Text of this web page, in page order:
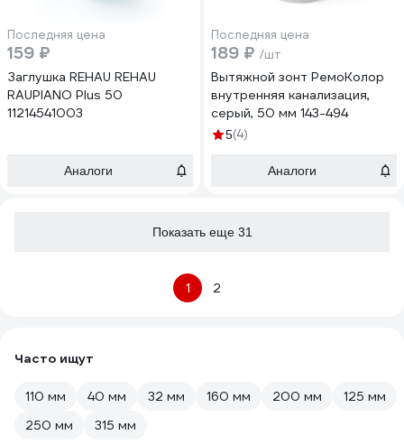
Последняя цена
159 ₽
Заглушка REHAU REHAU
RAUPIANO Plus 50
11214541003
Аналоги
Последняя цена
189 ₽ /шт
Вытяжной зонт РемоКолор
внутренняя канализация,
серый, 50 мм 143-494
5(4)
Аналоги
Показать еще 31
1 2
Часто ищут
110 мм 40 мм 32 мм 160 мм 200 мм
125 мм
250 мм
315 мм